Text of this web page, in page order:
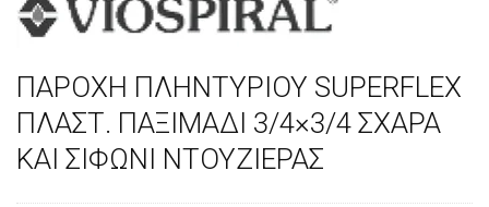
ΠΑΡΟΧΗ ΠΛΗΝΤΥΡΙΟΥ SUPERFLEX
ΠΛΑΣΤ. ΠΑΞΙΜΑΔΙ 3/4×3/4 ΣΧΑΡΑ
ΚΑΙ ΣΙΦΩΝΙ ΝΤΟΥΖΙΕΡΑΣ